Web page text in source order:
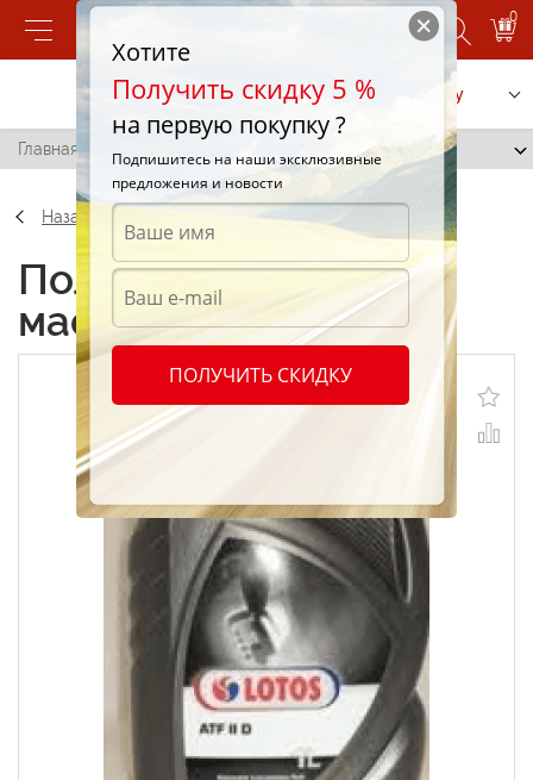
0
Позвонить Заказать услугу
Главная /
Назад
Полусинтетические
масла Lotos Atf II D 1L
Хотите
Получить скидку 5 %
на первую покупку ?
Подпишитесь на наши эксклюзивные
предложения и новости
ПОЛУЧИТЬ СКИДКУ